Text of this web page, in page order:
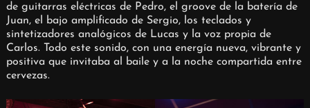
de guitarras eléctricas de Pedro, el groove de la batería de
Juan, el bajo amplificado de Sergio, los teclados y
sintetizadores analógicos de Lucas y la voz propia de
Carlos. Todo este sonido, con una energía nueva, vibrante y
positiva que invitaba al baile y a la noche compartida entre
cervezas.